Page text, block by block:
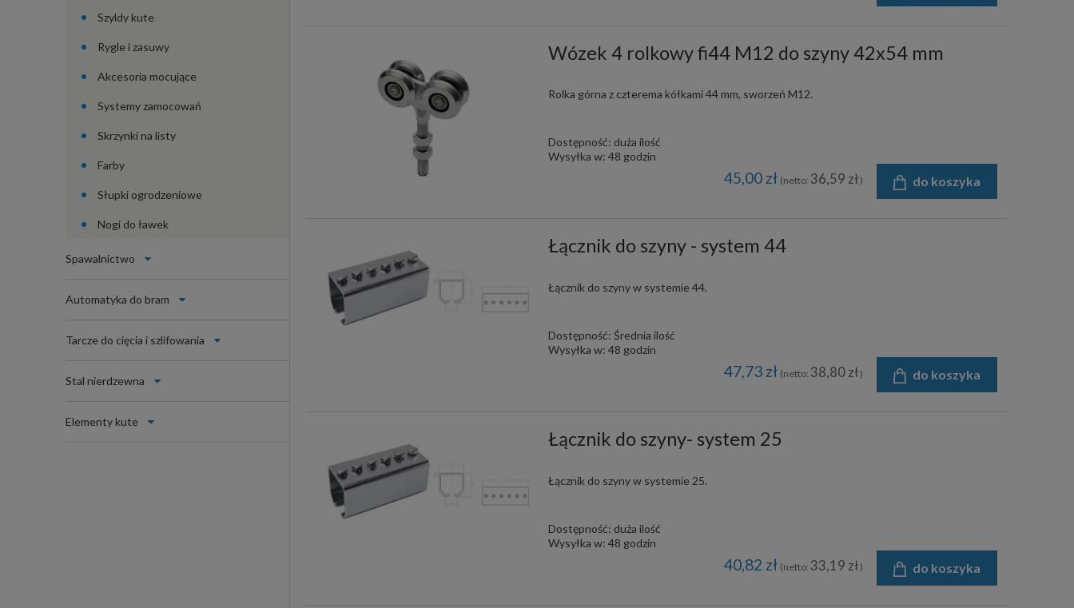
Szyldy kute
Rygle i zasuwy
Akcesoria mocujące
Systemy zamocowań
Skrzynki na listy
Farby
Słupki ogrodzeniowe
Nogi do ławek
Spawalnictwo
Automatyka do bram
Tarcze do cięcia i szlifowania
Stal nierdzewna
Elementy kute
Wózek 4 rolkowy fi44 M12 do szyny 42x54 mm
Rolka górna z czterema kółkami 44 mm, sworzeń M12.
Dostępność: duża ilość
Wysyłka w: 48 godzin
45,00 zł (netto: 36,59 zł) do koszyka
Łącznik do szyny - system 44
Łącznik do szyny w systemie 44.
Dostępność: Średnia ilość
Wysyłka w: 48 godzin
47,73 zł (netto: 38,80 zł) do koszyka
Łącznik do szyny- system 25
Łącznik do szyny w systemie 25.
Dostępność: duża ilość
Wysyłka w: 48 godzin
40,82 zł (netto: 33,19 zł) do koszyka